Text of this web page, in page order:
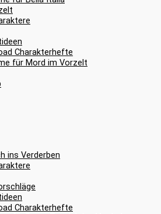
Charakterhefte
für Mord im Vorzelt
ins Verderben
Charakterhefte